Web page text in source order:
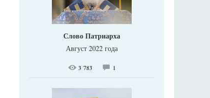
Слово Патриарха
Август 2022 года
3 783 1